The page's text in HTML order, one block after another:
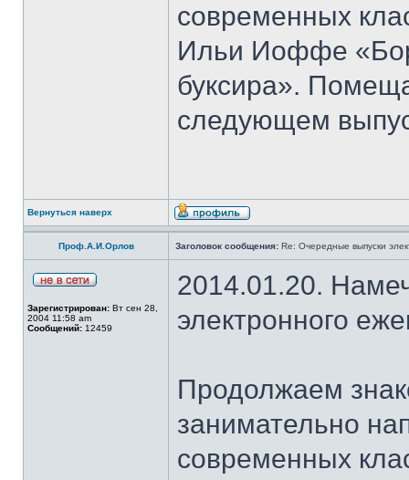
современных
Ильи Иоффе
буксира».
следующем
Вернуться наверх
Проф.А.И.Орлов Заголовок сообщения: Re: Очередные выпуски
Зарегистрирован: Вт сен 28,
2004 11:58 am
Сообщений: 12459
2014.01.20.
электронного
Продолжаем
занимательно
современных